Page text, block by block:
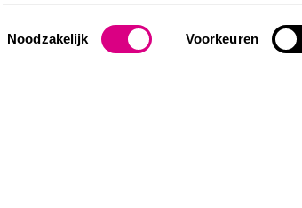
Toestemmingsselectie
Noodzakelijk Voorkeuren